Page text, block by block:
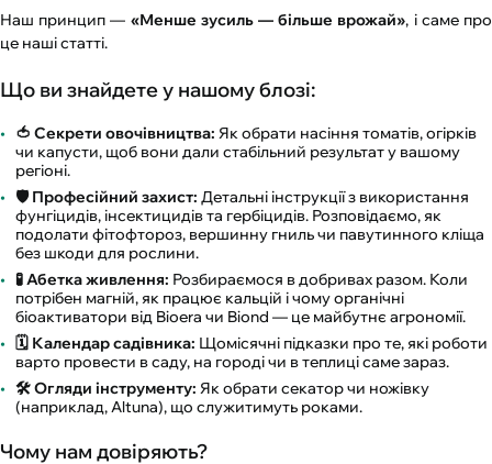
Наш принцип — «Менше зусиль — більше врожай», і саме про
це наші статті.
Що ви знайдете у нашому блозі:
🍅 Секрети овочівництва: Як обрати насіння томатів, огірків
чи капусти, щоб вони дали стабільний результат у вашому
регіоні.
🛡️ Професійний захист: Детальні інструкції з використання
фунгіцидів, інсектицидів та гербіцидів. Розповідаємо, як
подолати фітофтороз, вершинну гниль чи павутинного кліща
без шкоди для рослини.
🧪 Абетка живлення: Розбираємося в добривах разом. Коли
потрібен магній, як працює кальцій і чому органічні
біоактиватори від Bioera чи Biond — це майбутнє агрономії.
🗓️ Календар садівника: Щомісячні підказки про те, які роботи
варто провести в саду, на городі чи в теплиці саме зараз.
🛠️ Огляди інструменту: Як обрати секатор чи ножівку
(наприклад, Altuna), що служитимуть роками.
Чому нам довіряють?